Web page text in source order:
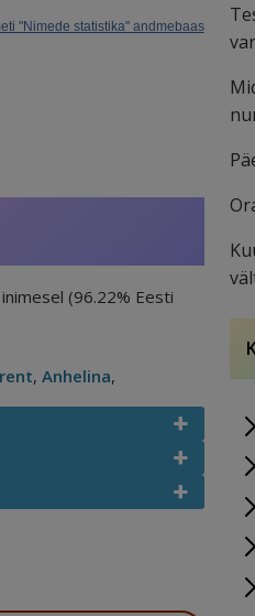
"Nimede statistika" andmebaas
inimesel (96.22% Eesti
, Anhelina,